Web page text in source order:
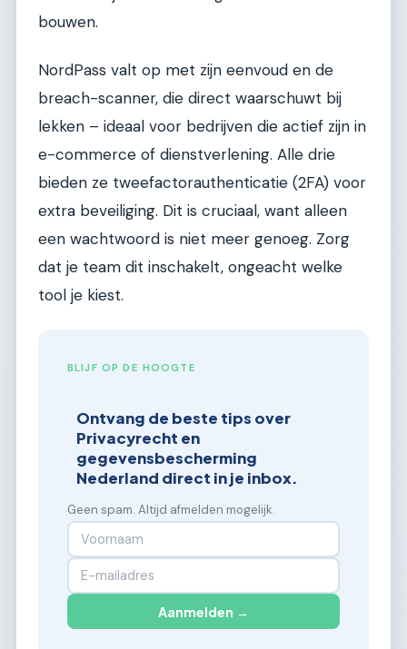
bouwen.
NordPass valt op met zijn eenvoud en de
breach-scanner, die direct waarschuwt bij
lekken – ideaal voor bedrijven die actief zijn in
e-commerce of dienstverlening. Alle drie
bieden ze tweefactorauthenticatie (2FA) voor
extra beveiliging. Dit is cruciaal, want alleen
een wachtwoord is niet meer genoeg. Zorg
dat je team dit inschakelt, ongeacht welke
tool je kiest.
BLIJF OP DE HOOGTE
Ontvang de beste tips over
Privacyrecht en
gegevensbescherming
Nederland direct in je inbox.
Geen spam. Altijd afmelden mogelijk.
Aanmelden →